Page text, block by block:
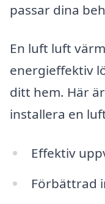
passar dina
En luft luft
energieffektiv
ditt hem. Här
installera en
Effektiv
Förbättrad